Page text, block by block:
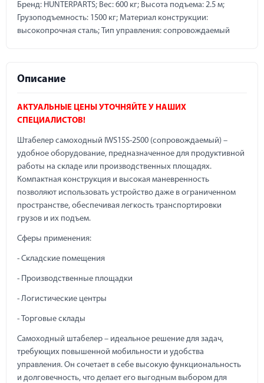
Бренд: HUNTERPARTS; Вес: 600 кг; Высота подъема: 2.5 м;
Грузоподъемность: 1500 кг; Материал конструкции:
высокопрочная сталь; Тип управления: сопровождаемый
Описание
АКТУАЛЬНЫЕ ЦЕНЫ УТОЧНЯЙТЕ У НАШИХ
СПЕЦИАЛИСТОВ!
Штабелер самоходный IWS15S-2500 (сопровождаемый) –
удобное оборудование, предназначенное для продуктивной
работы на складе или производственных площадях.
Компактная конструкция и высокая маневренность
позволяют использовать устройство даже в ограниченном
пространстве, обеспечивая легкость транспортировки
грузов и их подъем.
Сферы применения:
- Складские помещения
- Производственные площадки
- Логистические центры
- Торговые склады
Самоходный штабелер – идеальное решение для задач,
требующих повышенной мобильности и удобства
управления. Он сочетает в себе высокую функциональность
и долговечность, что делает его выгодным выбором для